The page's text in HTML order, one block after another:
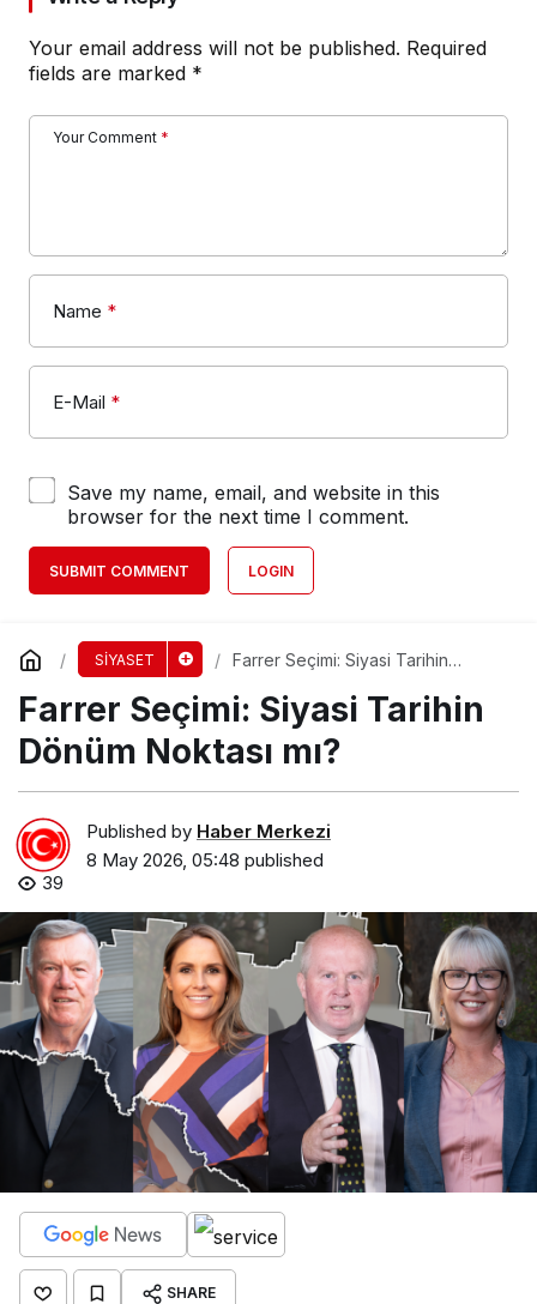
Your email address will not be published. Required
fields are marked *
Your Comment *
Name *
E-Mail *
Save my name, email, and website in this
browser for the next time I comment.
SUBMIT COMMENT LOGIN
SİYASET
Farrer Seçimi: Siyasi Tarihin
Farrer Seçimi: Siyasi Tarihin
Dönüm Noktası mı?
Published by Haber Merkezi
8 May 2026, 05:48 published
39
SHARE